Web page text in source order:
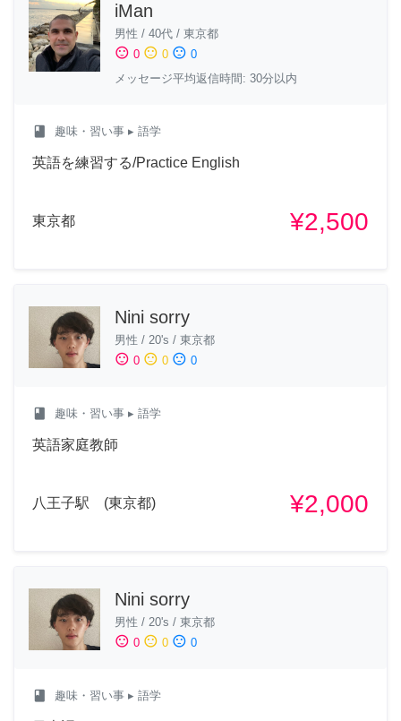
iMan
男性 / 40代 / 東京都
sentiment_satisfied 0 sentiment_neutral 0 sentiment_dissatisfied 0
メッセージ平均返信時間: 30分以内
class 趣味・習い事 ▸ 語学
英語を練習する/Practice English
東京都 ¥2,500
Nini sorry
男性 / 20's / 東京都
sentiment_satisfied 0 sentiment_neutral 0 sentiment_dissatisfied 0
class 趣味・習い事 ▸ 語学
英語家庭教師
八王子駅 (東京都) ¥2,000
Nini sorry
男性 / 20's / 東京都
sentiment_satisfied 0 sentiment_neutral 0 sentiment_dissatisfied 0
class 趣味・習い事 ▸ 語学